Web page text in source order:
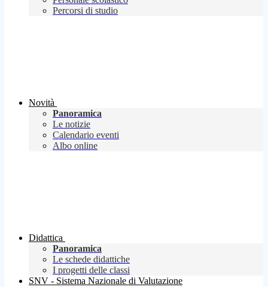
Percorsi di studio
Novità
Panoramica
Le notizie
Calendario eventi
Albo online
Didattica
Panoramica
Le schede didattiche
I progetti delle classi
SNV - Sistema Nazionale di Valutazione